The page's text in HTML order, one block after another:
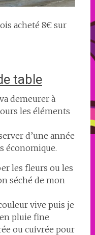
acheté 8€ sur
table
demeurer à
les éléments
d’une année
économique.
les fleurs ou les
séché de mon
vive puis je
pluie fine
ou cuivrée pour